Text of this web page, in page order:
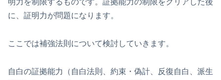
明力を制限するものです。証拠能力の制限をクリアした後
に、証明力が問題になります。
ここでは補強法則について検討していきます。
自白の証拠能力（自白法則、約束・偽計、反復自白、派生